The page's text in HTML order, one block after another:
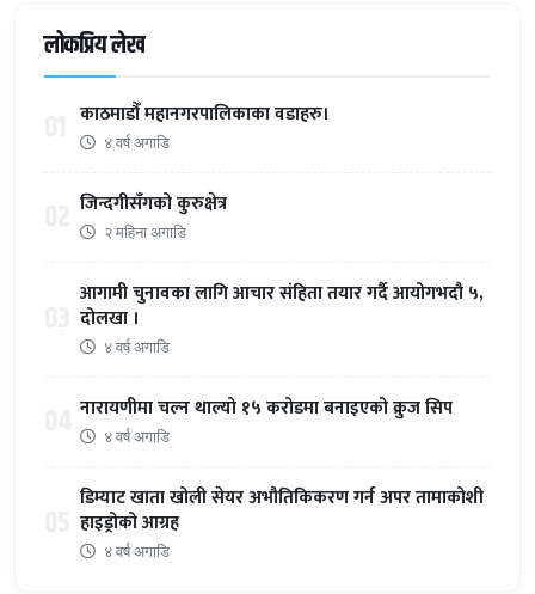
लोकप्रिय लेख
काठमाडौँ महानगरपालिकाका वडाहरु।
४ वर्ष अगाडि
जिन्दगीसँगको कुरुक्षेत्र
२ महिना अगाडि
आगामी चुनावका लागि आचार संहिता तयार गर्दै आयोगभदौ ५,
दोलखा ।
४ वर्ष अगाडि
नारायणीमा चल्न थाल्यो १५ करोडमा बनाइएको क्रुज सिप
४ वर्ष अगाडि
डिम्याट खाता खोली सेयर अभौतिकिकरण गर्न अपर तामाकोशी
हाइड्रोको आग्रह
४ वर्ष अगाडि